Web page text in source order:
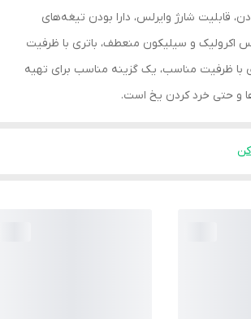
قابلیت شارژ وایرلس، دارا بودن تیغه‌های
اکرولیک و سیلیکون منعطف، باتری با ظرفیت
با ظرفیت مناسب، یک گزینه مناسب برای تهیه
و حتی خرد کردن یخ است.